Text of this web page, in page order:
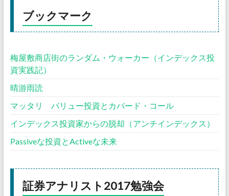
ブックマーク
梅屋敷商店街のランダム・ウォーカー（インデックス投
資実践記）
晴游雨読
マッタリ バリュー投資とカバード・コール
インデックス投資家からの脱却（アンチインデックス）
Passiveな投資とActiveな未来
証券アナリスト2017勉強会